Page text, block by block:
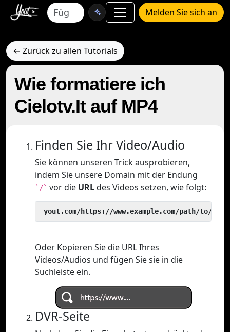
Melden Sie sich an
← Zurück zu allen Tutorials
Wie formatiere ich
Cielotv.It auf MP4
Finden Sie Ihr Video/Audio
Sie können unseren Trick ausprobieren,
indem Sie unsere Domain mit der Endung
`/` vor die URLdes Videos setzen, wie folgt:
yout.com/https://www.example.com/path/to/
Oder Kopieren Sie die URL Ihres
Videos/Audios und fügen Sie sie in die
Suchleiste ein.
DVR-Seite